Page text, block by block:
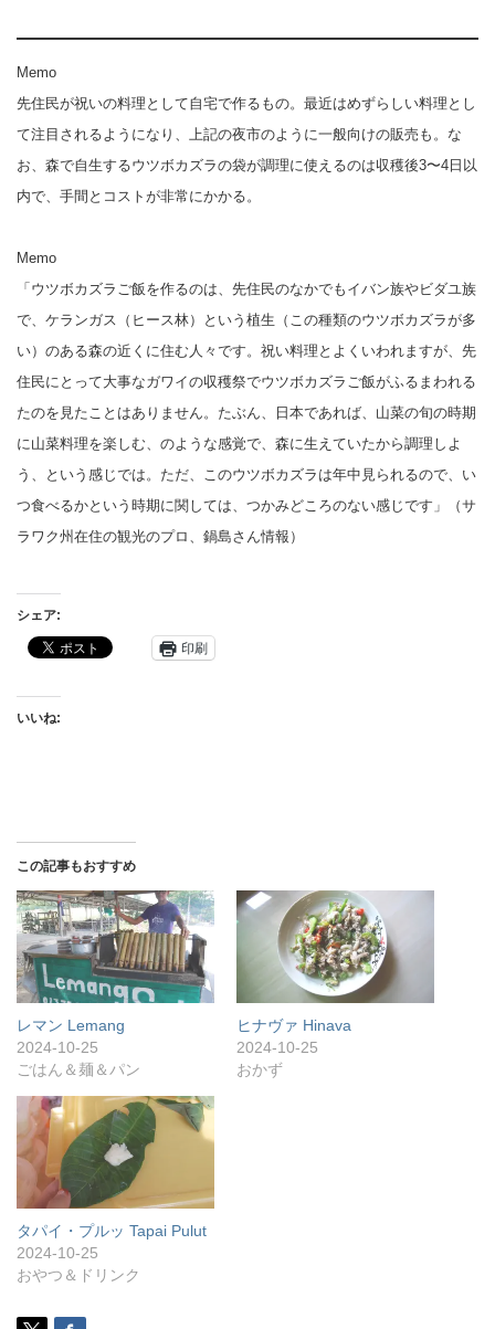
Memo
先住民が祝いの料理として自宅で作るもの。最近はめずらしい料理とし
て注目されるようになり、上記の夜市のように一般向けの販売も。な
お、森で自生するウツボカズラの袋が調理に使えるのは収穫後3〜4日以
内で、手間とコストが非常にかかる。
Memo
「ウツボカズラご飯を作るのは、先住民のなかでもイバン族やビダユ族
で、ケランガス（ヒース林）という植生（この種類のウツボカズラが多
い）のある森の近くに住む人々です。祝い料理とよくいわれますが、先
住民にとって大事なガワイの収穫祭でウツボカズラご飯がふるまわれる
たのを見たことはありません。たぶん、日本であれば、山菜の旬の時期
に山菜料理を楽しむ、のような感覚で、森に生えていたから調理しよ
う、という感じでは。ただ、このウツボカズラは年中見られるので、い
つ食べるかという時期に関しては、つかみどころのない感じです」（サ
ラワク州在住の観光のプロ、鍋島さん情報）
シェア:
印刷
いいね:
この記事もおすすめ
レマン Lemang
2024-10-25
ごはん＆麺＆パン
ヒナヴァ Hinava
2024-10-25
おかず
タパイ・プルッ Tapai Pulut
2024-10-25
おやつ＆ドリンク